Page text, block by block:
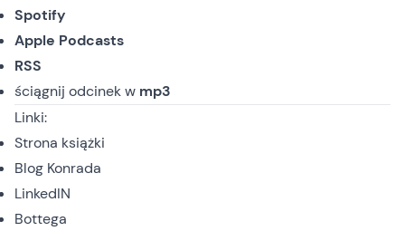
Spotify
Apple Podcasts
RSS
ściągnij odcinekw mp3
Linki:
Strona książki
Blog Konrada
LinkedIN
Bottega